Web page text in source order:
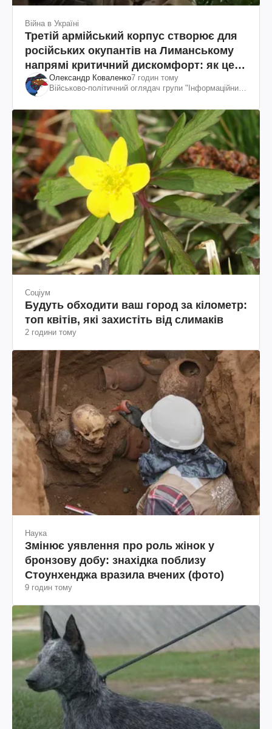
Війна в Україні
Третій армійський корпус створює для
російських окупантів на Лиманському
напрямі критичний дискомфорт: як це
вдалосяОлександр Коваленко7 годин тому
Військово-політичний оглядач групи "Інформаційний
Соціум
Будуть обходити ваш город за кілометр:
топ квітів, які захистіть від слимаків
2 години тому
Наука
Змінює уявлення про роль жінок у
бронзову добу: знахідка поблизу
Стоунхенджа вразила вчених (фото)
9 годин тому